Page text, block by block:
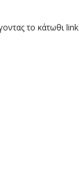
το κάτωθι link: